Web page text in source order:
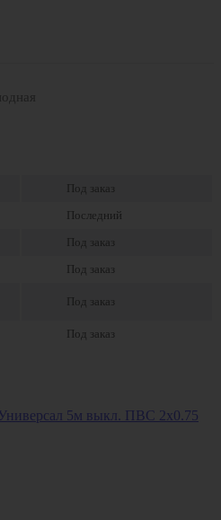
Под заказ
Последний
Под заказ
Под заказ
Под заказ
Под заказ